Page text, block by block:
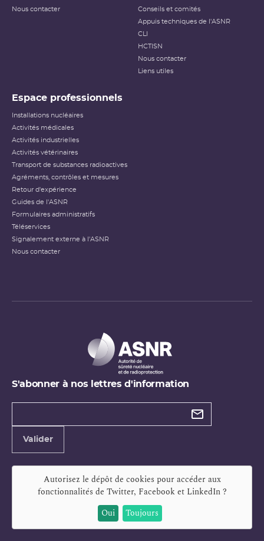
Nous contacter
Conseils et comités
Appuis techniques de l'ASNR
CLI
HCTISN
Nous contacter
Liens utiles
Espace professionnels
Installations nucléaires
Activités médicales
Activités industrielles
Activités vétérinaires
Transport de substances radioactives
Agréments, contrôles et mesures
Retour d'expérience
Guides de l'ASNR
Formulaires administratifs
Téléservices
Signalement externe à l'ASNR
Nous contacter
S'abonner à nos lettres d'information
Types de
Valider
Autorisez le dépôt de cookies pour accéder aux
fonctionnalités de Twitter, Facebook et LinkedIn?
Oui
Toujours